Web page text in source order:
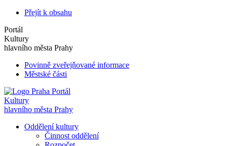
Přejít k obsahu
Portál
Kultury
hlavního města Prahy
Povinně zveřejňované informace
Městské části
Portál
Kultury
hlavního města Prahy
Oddělení kultury
Činnost oddělení